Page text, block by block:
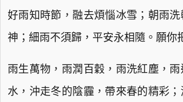
好雨知時節，融去煩惱冰雪；朝雨
神；細雨不須歸，平安永相隨。願你
雨生萬物，雨潤百穀，雨洗紅塵，
水，沖走冬的陰霾，帶來春的精彩